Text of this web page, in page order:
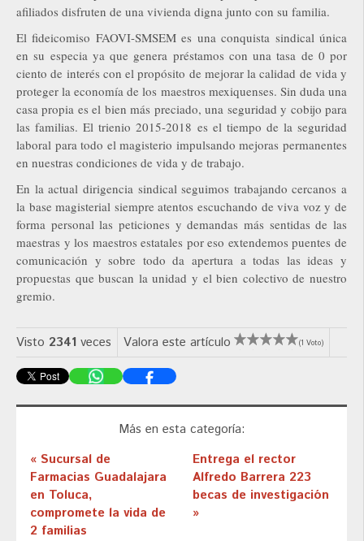
afiliados disfruten de una vivienda digna junto con su familia.
El fideicomiso FAOVI-SMSEM es una conquista sindical única
en su especia ya que genera préstamos con una tasa de 0 por
ciento de interés con el propósito de mejorar la calidad de vida y
proteger la economía de los maestros mexiquenses. Sin duda una
casa propia es el bien más preciado, una seguridad y cobijo para
las familias. El trienio 2015-2018 es el tiempo de la seguridad
laboral para todo el magisterio impulsando mejoras permanentes
en nuestras condiciones de vida y de trabajo.
En la actual dirigencia sindical seguimos trabajando cercanos a
la base magisterial siempre atentos escuchando de viva voz y de
forma personal las peticiones y demandas más sentidas de las
maestras y los maestros estatales por eso extendemos puentes de
comunicación y sobre todo da apertura a todas las ideas y
propuestas que buscan la unidad y el bien colectivo de nuestro
gremio.
Visto 2341 veces Valora este artículo (1 Voto)
Más en esta categoría:
« Sucursal de
Farmacias Guadalajara
en Toluca,
compromete la vida de
2 familias
Entrega el rector
Alfredo Barrera 223
becas de investigación
»